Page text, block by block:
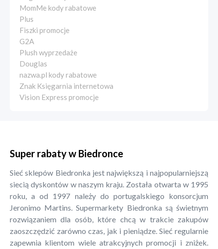
MomMe kody rabatowe
Plus
Fiszki promocje
G2A
Plush wyprzedaże
Douglas
nazwa.pl kody rabatowe
Znak Księgarnia internetowa
Vision Express promocje
Super rabaty w Biedronce
Sieć sklepów Biedronka jest największą i najpopularniejszą
siecią dyskontów w naszym kraju. Została otwarta w 1995
roku, a od 1997 należy do portugalskiego konsorcjum
Jeronimo Martins. Supermarkety Biedronka są świetnym
rozwiązaniem dla osób, które chcą w trakcie zakupów
zaoszczędzić zarówno czas, jak i pieniądze. Sieć regularnie
zapewnia klientom wiele atrakcyjnych promocji i zniżek.